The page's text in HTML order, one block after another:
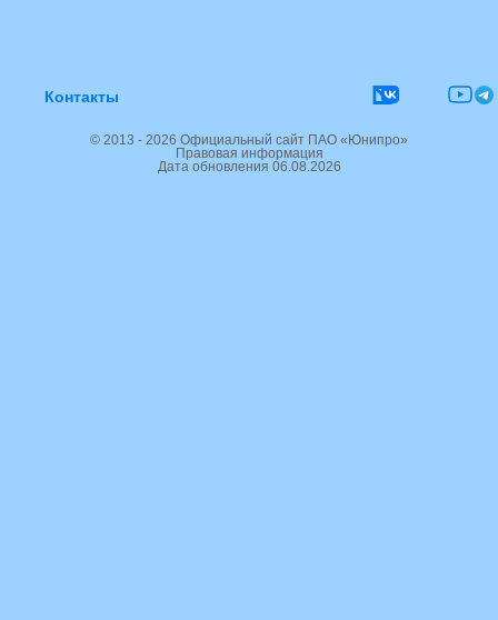
Контакты
© 2013 - 2026 Официальный сайт ПАО «Юнипро»
Правовая информация
Дата обновления 06.08.2026